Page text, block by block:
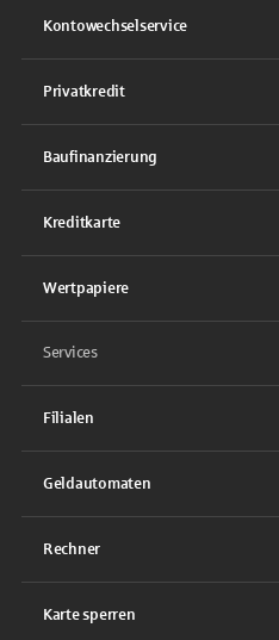
Kontowechselservice
Privatkredit
Baufinanzierung
Kreditkarte
Wertpapiere
Services
Filialen
Geldautomaten
Rechner
Karte sperren